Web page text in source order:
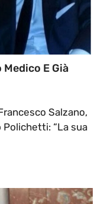
E Già
Salzano,
Polichetti: “La sua